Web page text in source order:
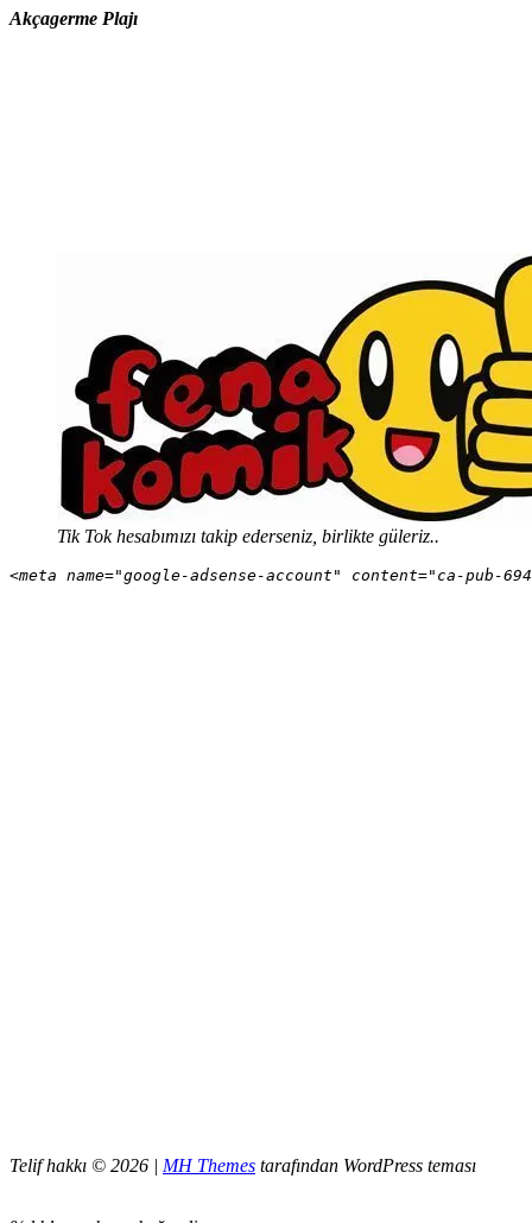
Akçagerme Plajı
Tik Tok hesabımızı takip ederseniz, birlikte güleriz..
<meta name="google-adsense-account" content="ca-pub-
Telif hakkı © 2026 | MH Themes tarafından WordPress teması